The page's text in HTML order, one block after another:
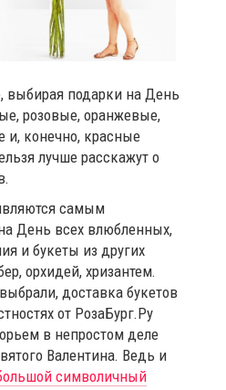
выбирая подарки на День
розовые, оранжевые,
и, конечно, красные
лучше расскажут о
самым
День всех влюбленных,
и букеты из других
орхидей, хризантем.
доставка букетов
от РозаБург.Ру
в непростом деле
Валентина. Ведь и
символичный